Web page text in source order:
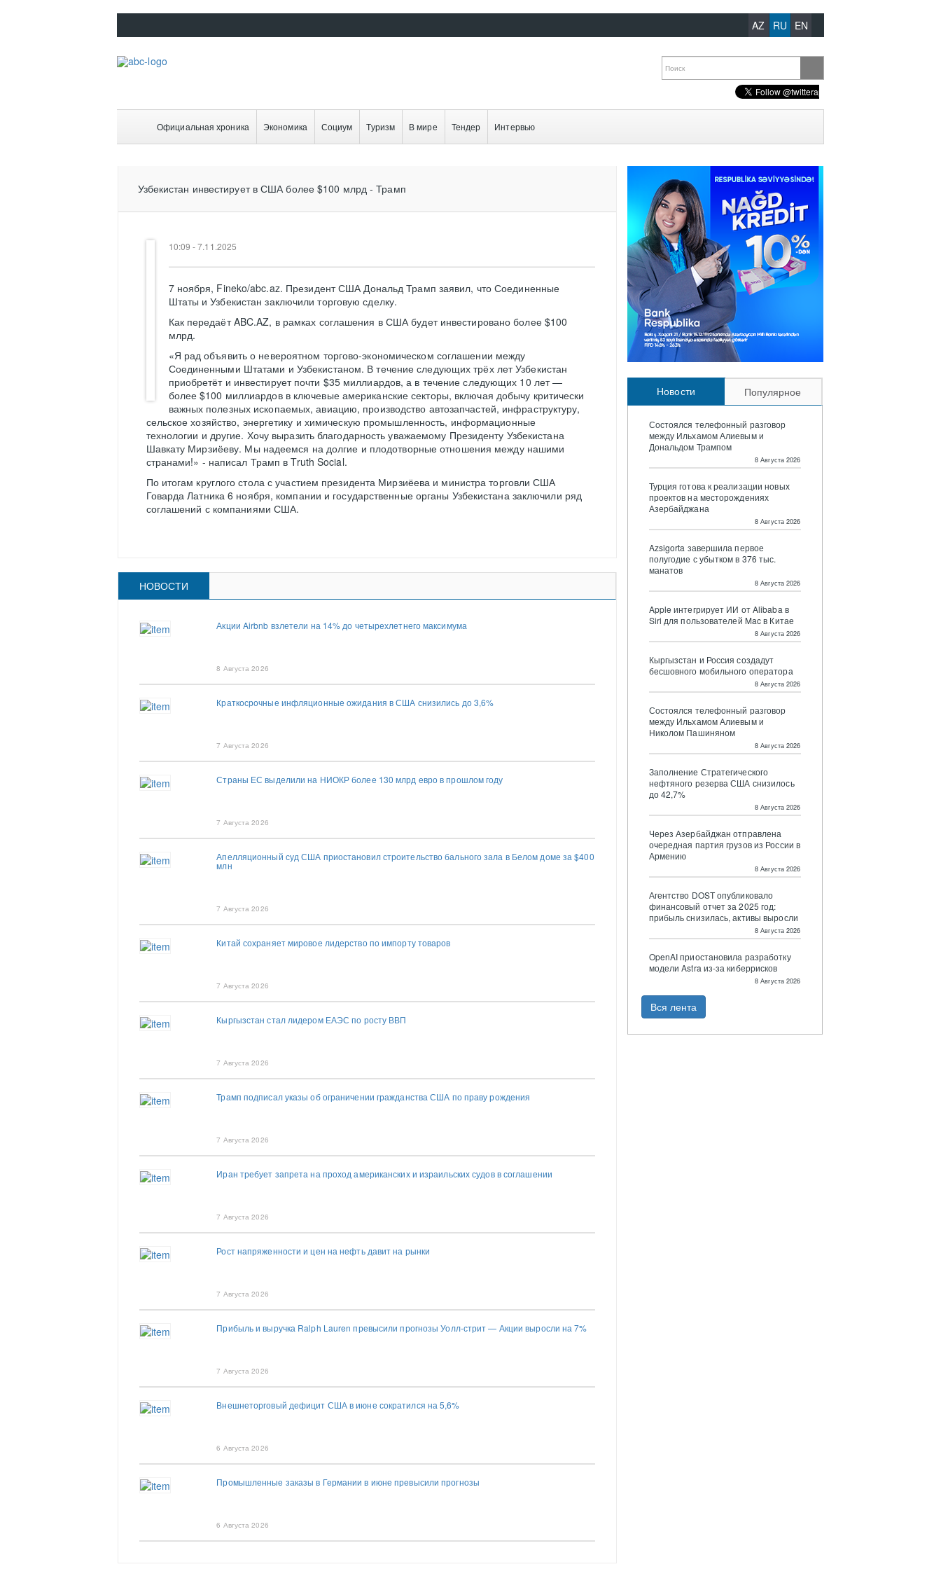
AZ RU EN
Официальная хроника Экономика Социум Туризм В мире Тендер Интервью
Узбекистан инвестирует в США более $100 млрд - Трамп
10:09 - 7.11.2025
7 ноября, Fineko/abc.az. Президент США Дональд Трамп заявил, что Соединенные
Штаты и Узбекистан заключили торговую сделку.
Как передаёт ABC.AZ, в рамках соглашения в США будет инвестировано более $100
млрд.
«Я рад объявить о невероятном торгово-экономическом соглашении между
Соединенными Штатами и Узбекистаном. В течение следующих трёх лет Узбекистан
приобретёт и инвестирует почти $35 миллиардов, а в течение следующих 10 лет —
более $100 миллиардов в ключевые американские секторы, включая добычу критически
важных полезных ископаемых, авиацию, производство автозапчастей, инфраструктуру,
сельское хозяйство, энергетику и химическую промышленность, информационные
технологии и другие. Хочу выразить благодарность уважаемому Президенту Узбекистана
Шавкату Мирзиёеву. Мы надеемся на долгие и плодотворные отношения между нашими
странами!» - написал Трамп в Truth Social.
По итогам круглого стола с участием президента Мирзиёева и министра торговли США
Говарда Латника 6 ноября, компании и государственные органы Узбекистана заключили ряд
соглашений с компаниями США.
НОВОСТИ
Акции Airbnb взлетели на 14% до четырехлетнего максимума
8 Августа 2026
Краткосрочные инфляционные ожидания в США снизились до 3,6%
7 Августа 2026
Страны ЕС выделили на НИОКР более 130 млрд евро в прошлом году
7 Августа 2026
Апелляционный суд США приостановил строительство бального зала в Белом доме за $400
млн
7 Августа 2026
Китай сохраняет мировое лидерство по импорту товаров
7 Августа 2026
Кыргызстан стал лидером ЕАЭС по росту ВВП
7 Августа 2026
Трамп подписал указы об ограничении гражданства США по праву рождения
7 Августа 2026
Иран требует запрета на проход американских и израильских судов в соглашении
7 Августа 2026
Рост напряженности и цен на нефть давит на рынки
7 Августа 2026
Прибыль и выручка Ralph Lauren превысили прогнозы Уолл-стрит — Акции выросли на 7%
7 Августа 2026
Внешнеторговый дефицит США в июне сократился на 5,6%
6 Августа 2026
Промышленные заказы в Германии в июне превысили прогнозы
6 Августа 2026
Новости Популярное
Состоялся телефонный разговор
между Ильхамом Алиевым и
Дональдом Трампом
8 Августа 2026
Турция готова к реализации новых
проектов на месторождениях
Азербайджана
8 Августа 2026
Azsigorta завершила первое
полугодие с убытком в 376 тыс.
манатов
8 Августа 2026
Apple интегрирует ИИ от Alibaba в
Siri для пользователей Mac в Китае
8 Августа 2026
Кыргызстан и Россия создадут
бесшовного мобильного оператора
8 Августа 2026
Состоялся телефонный разговор
между Ильхамом Алиевым и
Николом Пашиняном
8 Августа 2026
Заполнение Стратегического
нефтяного резерва США снизилось
до 42,7%
8 Августа 2026
Через Азербайджан отправлена
очередная партия грузов из России в
Армению
8 Августа 2026
Агентство DOST опубликовало
финансовый отчет за 2025 год:
прибыль снизилась, активы выросли
8 Августа 2026
OpenAI приостановила разработку
модели Astra из-за киберрисков
8 Августа 2026
Вся лента